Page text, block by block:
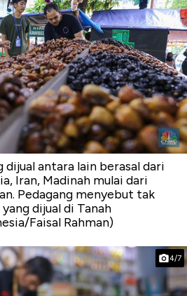
dijual antara lain berasal dari
Iran, Madinah mulai dari
Pedagang menyebut tak
dijual di Tanah
Faisal Rahman)
4/7